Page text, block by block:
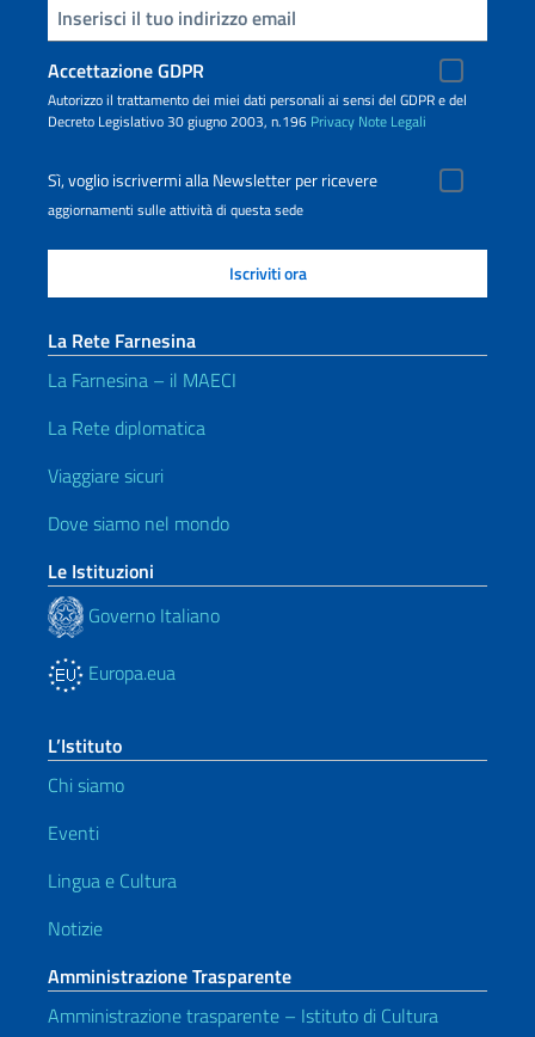
Inserisci la tua email
Accettazione GDPR
Autorizzo il trattamento dei miei dati personali ai sensi del GDPR e del
Decreto Legislativo 30 giugno 2003, n.196 Privacy Note Legali
Sì, voglio iscrivermi alla Newsletter per ricevere
aggiornamenti sulle attività di questa sede
La Rete Farnesina
La Farnesina – il MAECI
La Rete diplomatica
Viaggiare sicuri
Dove siamo nel mondo
Le Istituzioni
Governo Italiano
Europa.eua
L’Istituto
Chi siamo
Eventi
Lingua e Cultura
Notizie
Amministrazione Trasparente
Amministrazione trasparente – Istituto di Cultura